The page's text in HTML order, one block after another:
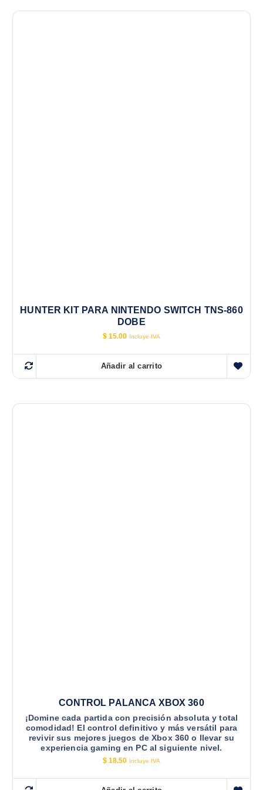
HUNTER KIT PARA NINTENDO SWITCH TNS-860
DOBE
$15.00 Incluye IVA
Añadir al carrito
CONTROL PALANCA XBOX 360
¡Domine cada partida con precisión absoluta y total
comodidad! El control definitivo y más versátil para
revivir sus mejores juegos de Xbox 360 o llevar su
experiencia gaming en PC al siguiente nivel.
$18.50 Incluye IVA